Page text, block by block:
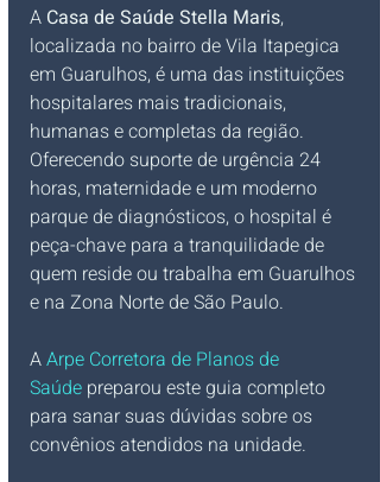
A Casa de Saúde Stella Maris,
localizada no bairro de Vila Itapegica
em Guarulhos, é uma das instituições
hospitalares mais tradicionais,
humanas e completas da região.
Oferecendo suporte de urgência 24
horas, maternidade e um moderno
parque de diagnósticos, o hospital é
peça-chave para a tranquilidade de
quem reside ou trabalha em Guarulhos
e na Zona Norte de São Paulo.
A Arpe Corretora de Planos de
Saúde preparou este guia completo
para sanar suas dúvidas sobre os
convênios atendidos na unidade.